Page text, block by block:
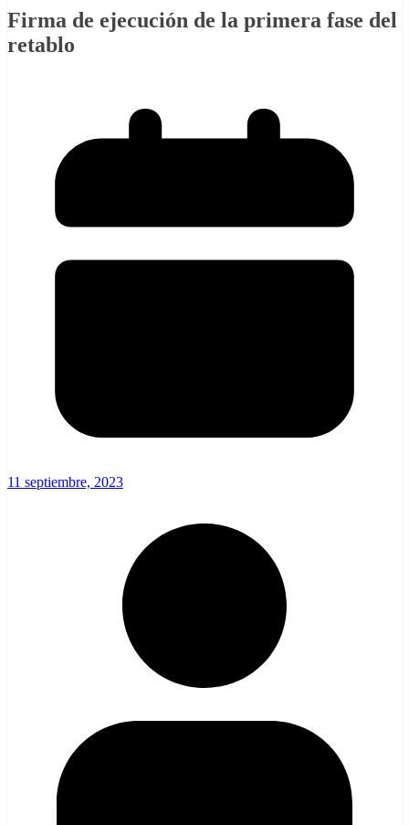
Firma de ejecución de la primera fase del
retablo
11 septiembre, 2023